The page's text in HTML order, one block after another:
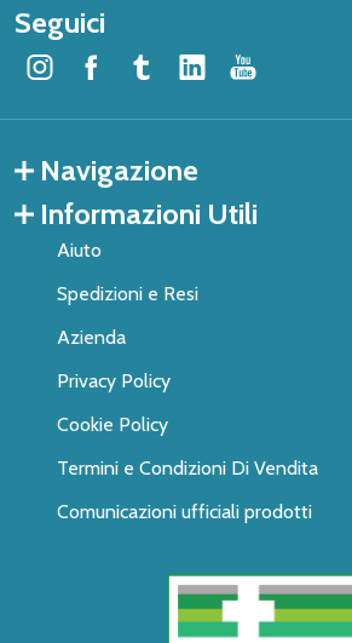
Seguici
Navigazione
Informazioni Utili
Aiuto
Spedizioni e Resi
Azienda
Privacy Policy
Cookie Policy
Termini e Condizioni Di Vendita
Comunicazioni ufficiali prodotti